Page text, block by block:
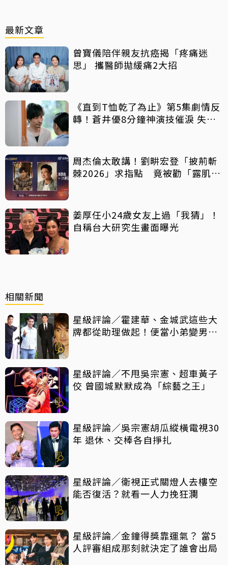
最新文章
曾寶儀陪伴親友抗癌揭「疼痛迷
思」 攜醫師拋緩痛2大招
《直到T恤乾了為止》第5集劇情反
轉！蒼井優8分鐘神演技催淚 失蹤
周杰倫太敢講！劉畊宏登「披荊斬
棘2026」求指點 竟被勸「露肌肉
姜厚任小24歲女友上過「我猜」！
自稱台大研究生畫面曝光
相關新聞
星級評論／霍建華、金城武這些大
牌都從助理做起！便當小弟變男神
星級評論／不甩吳宗憲、超車黃子
佼 曾國城默默成為「綜藝之王」
星級評論／吳宗憲胡瓜縱橫電視30
年 退休、交棒各自掙扎
星級評論／衛視正式關燈人去樓空
能否復活？就看一人力挽狂瀾
星級評論／金鐘得獎靠運氣？ 當5
人評審組成那刻就決定了誰會出局